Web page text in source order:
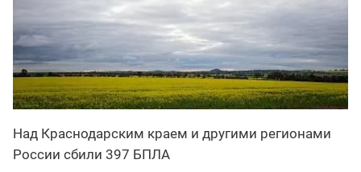
Над Краснодарским краем и другими регионами
России сбили 397 БПЛА